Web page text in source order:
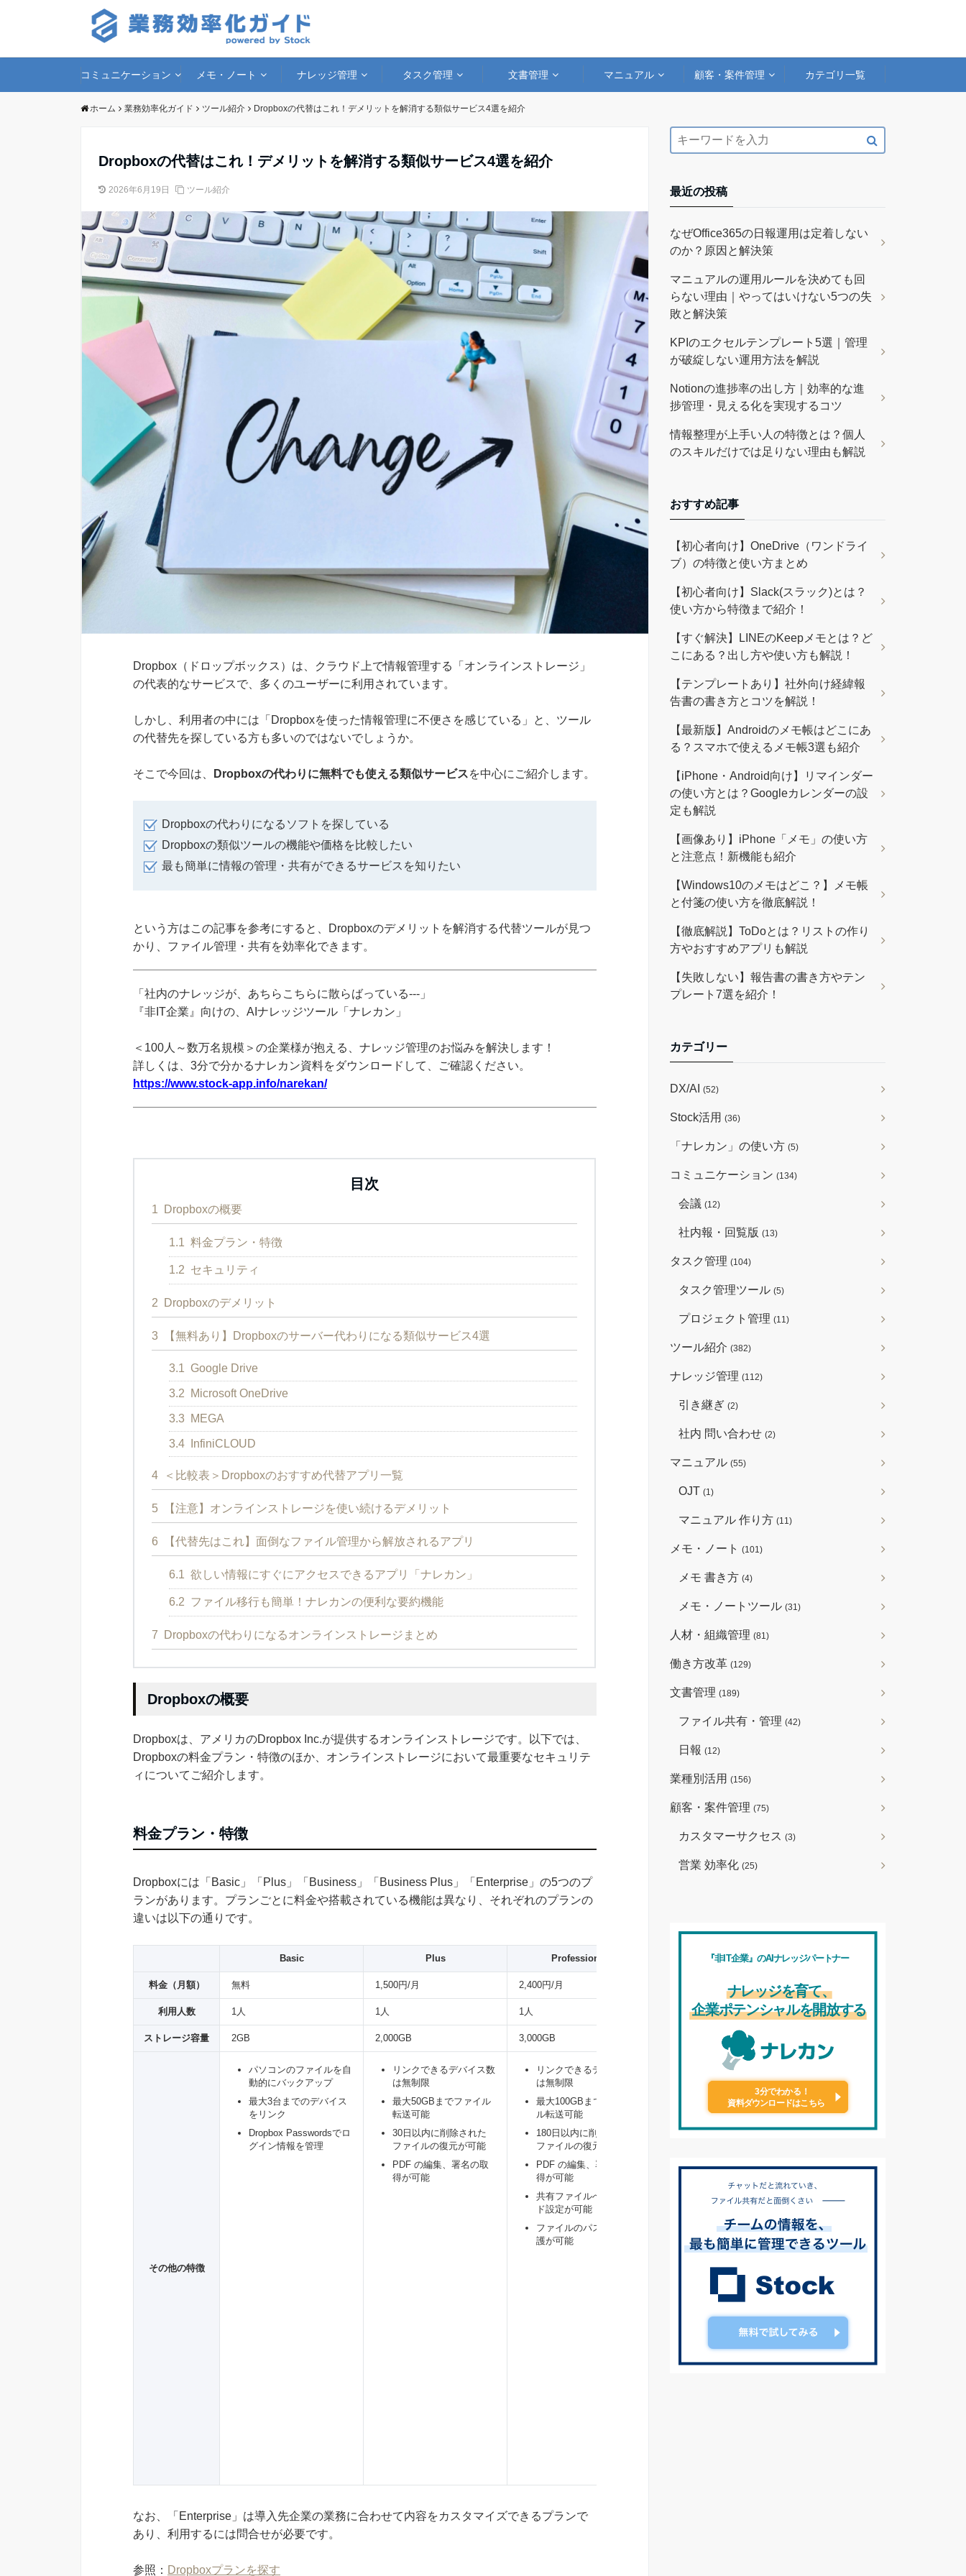
コミュニケーション メモ・ノート ナレッジ管理 タスク管理 文書管理 マニュアル 顧客・案件管理 カテゴリ一覧
ホーム 業務効率化ガイド ツール紹介 Dropboxの代替はこれ！デメリットを解消する類似サービス4選を紹介
Dropboxの代替はこれ！デメリットを解消する類似サービス4選を紹介
2026年6月19日 ツール紹介
Dropbox（ドロップボックス）は、クラウド上で情報管理する「オンラインストレージ」
の代表的なサービスで、多くのユーザーに利用されています。
しかし、利用者の中には「Dropboxを使った情報管理に不便さを感じている」と、ツール
の代替先を探している方も多いのではないでしょうか。
そこで今回は、 Dropboxの代わりに無料でも使える類似サービスを中心にご紹介します。
Dropboxの代わりになるソフトを探している
Dropboxの類似ツールの機能や価格を比較したい
最も簡単に情報の管理・共有ができるサービスを知りたい
という方はこの記事を参考にすると、Dropboxのデメリットを解消する代替ツールが見つ
かり、ファイル管理・共有を効率化できます。
「社内のナレッジが、あちらこちらに散らばっている---」
『非IT企業』向けの、AIナレッジツール「ナレカン」
＜100人～数万名規模＞の企業様が抱える、ナレッジ管理のお悩みを解決します！
詳しくは、3分で分かるナレカン資料をダウンロードして、ご確認ください。
https://www.stock-app.info/narekan/
目次
1 Dropboxの概要
1.1 料金プラン・特徴
1.2 セキュリティ
2 Dropboxのデメリット
3 【無料あり】Dropboxのサーバー代わりになる類似サービス4選
3.1 Google Drive
3.2 Microsoft OneDrive
3.3 MEGA
3.4 InfiniCLOUD
4 ＜比較表＞Dropboxのおすすめ代替アプリ一覧
5 【注意】オンラインストレージを使い続けるデメリット
6 【代替先はこれ】面倒なファイル管理から解放されるアプリ
6.1 欲しい情報にすぐにアクセスできるアプリ「ナレカン」
6.2 ファイル移行も簡単！ナレカンの便利な要約機能
7 Dropboxの代わりになるオンラインストレージまとめ
Dropboxの概要
Dropboxは、アメリカのDropbox Inc.が提供するオンラインストレージです。以下では、
Dropboxの料金プラン・特徴のほか、オンラインストレージにおいて最重要なセキュリテ
ィについてご紹介します。
料金プラン・特徴
Dropboxには「Basic」「Plus」「Business」「Business Plus」「Enterprise」の5つのプ
ランがあります。プランごとに料金や搭載されている機能は異なり、それぞれのプランの
違いは以下の通りです。
Basic Plus Professional Standard Advanced
料金（月額） 無料 1,500円/月 2,400円/月 1,800円/ユーザー/月 2,880円/ユーザー/月
利用人数 1人 1人 1人 3人～
ストレージ容量 2GB 2,000GB 3,000GB チーム全体で5,000GB～
その他の特徴
パソコンのファイルを自
動的にバックアップ
最大3台までのデバイス
をリンク
Dropbox Passwordsでロ
グイン情報を管理
リンクできるデバイス数
は無制限
最大50GBまでファイル
転送可能
30日以内に削除された
ファイルの復元が可能
PDF の編集、署名の取
得が可能
リンクできるデバイス数
は無制限
最大100GBまでファイ
ル転送可能
180日以内に削除された
ファイルの復元が可能
PDF の編集、署名の取
得が可能
共有ファイルへのブラン
ド設定が可能
ファイルのパスワード保
護が可能
リンクできるデバイス数
は無制限
最大100GBまでファイ
ル転送可能
180日以内に削除された
PDF の編集、署名の取
共有ファイルへのブラン
ファイルのパスワード保
護が可能
管理者によるファイル
アクセス権限の付与が可
は無制限
最大100GBまでファイ
ル転送可能
1年以内に削除されたフ
PDF の編集、署名の取
ファイルのパスワード保
護が可能
管理者によるファイル
能
独自の暗号化キーでファ
イル保護を強化
コンプライアンスのトラ
なお、「Enterprise」は導入先企業の業務に合わせて内容をカスタマイズできるプランで
あり、利用するには問合せが必要です。
参照： Dropboxプランを探す
最近の投稿
なぜOffice365の日報運用は定着しない
のか？原因と解決策
マニュアルの運用ルールを決めても回
らない理由｜やってはいけない5つの失
敗と解決策
KPIのエクセルテンプレート5選｜管理
が破綻しない運用方法を解説
Notionの進捗率の出し方｜効率的な進
捗管理・見える化を実現するコツ
情報整理が上手い人の特徴とは？個人
のスキルだけでは足りない理由も解説
おすすめ記事
【初心者向け】OneDrive（ワンドライ
ブ）の特徴と使い方まとめ
【初心者向け】Slack(スラック)とは？
使い方から特徴まで紹介！
【すぐ解決】LINEのKeepメモとは？ど
こにある？出し方や使い方も解説！
【テンプレートあり】社外向け経緯報
告書の書き方とコツを解説！
【最新版】Androidのメモ帳はどこにあ
る？スマホで使えるメモ帳3選も紹介
【iPhone・Android向け】リマインダー
の使い方とは？Googleカレンダーの設
定も解説
【画像あり】iPhone「メモ」の使い方
と注意点！新機能も紹介
【Windows10のメモはどこ？】メモ帳
と付箋の使い方を徹底解説！
【徹底解説】ToDoとは？リストの作り
方やおすすめアプリも解説
【失敗しない】報告書の書き方やテン
プレート7選を紹介！
カテゴリー
DX/AI (52)
Stock活用 (36)
「ナレカン」の使い方 (5)
コミュニケーション (134)
会議 (12)
社内報・回覧版 (13)
タスク管理 (104)
タスク管理ツール (5)
プロジェクト管理 (11)
ツール紹介 (382)
ナレッジ管理 (112)
引き継ぎ (2)
社内 問い合わせ (2)
マニュアル (55)
OJT (1)
マニュアル 作り方 (11)
メモ・ノート (101)
メモ 書き方 (4)
メモ・ノートツール (31)
人材・組織管理 (81)
働き方改革 (129)
文書管理 (189)
ファイル共有・管理 (42)
日報 (12)
業種別活用 (156)
顧客・案件管理 (75)
カスタマーサクセス (3)
営業 効率化 (25)